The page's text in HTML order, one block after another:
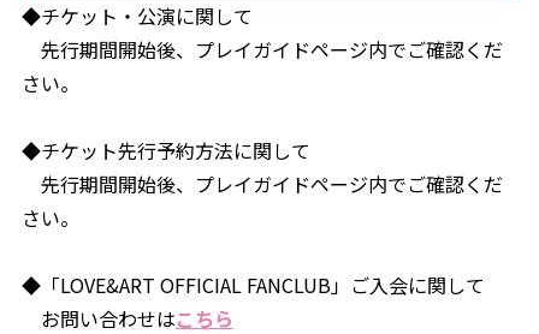
◆チケット・公演に関して
先行期間開始後、プレイガイドページ内でご確認くだ
さい。
◆チケット先行予約方法に関して
先行期間開始後、プレイガイドページ内でご確認くだ
さい。
◆「LOVE&ART OFFICIAL FANCLUB」ご入会に関して
お問い合わせはこちら